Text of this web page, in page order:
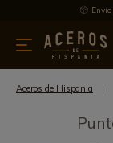
menaje Ofertas
Aceros de Hispania